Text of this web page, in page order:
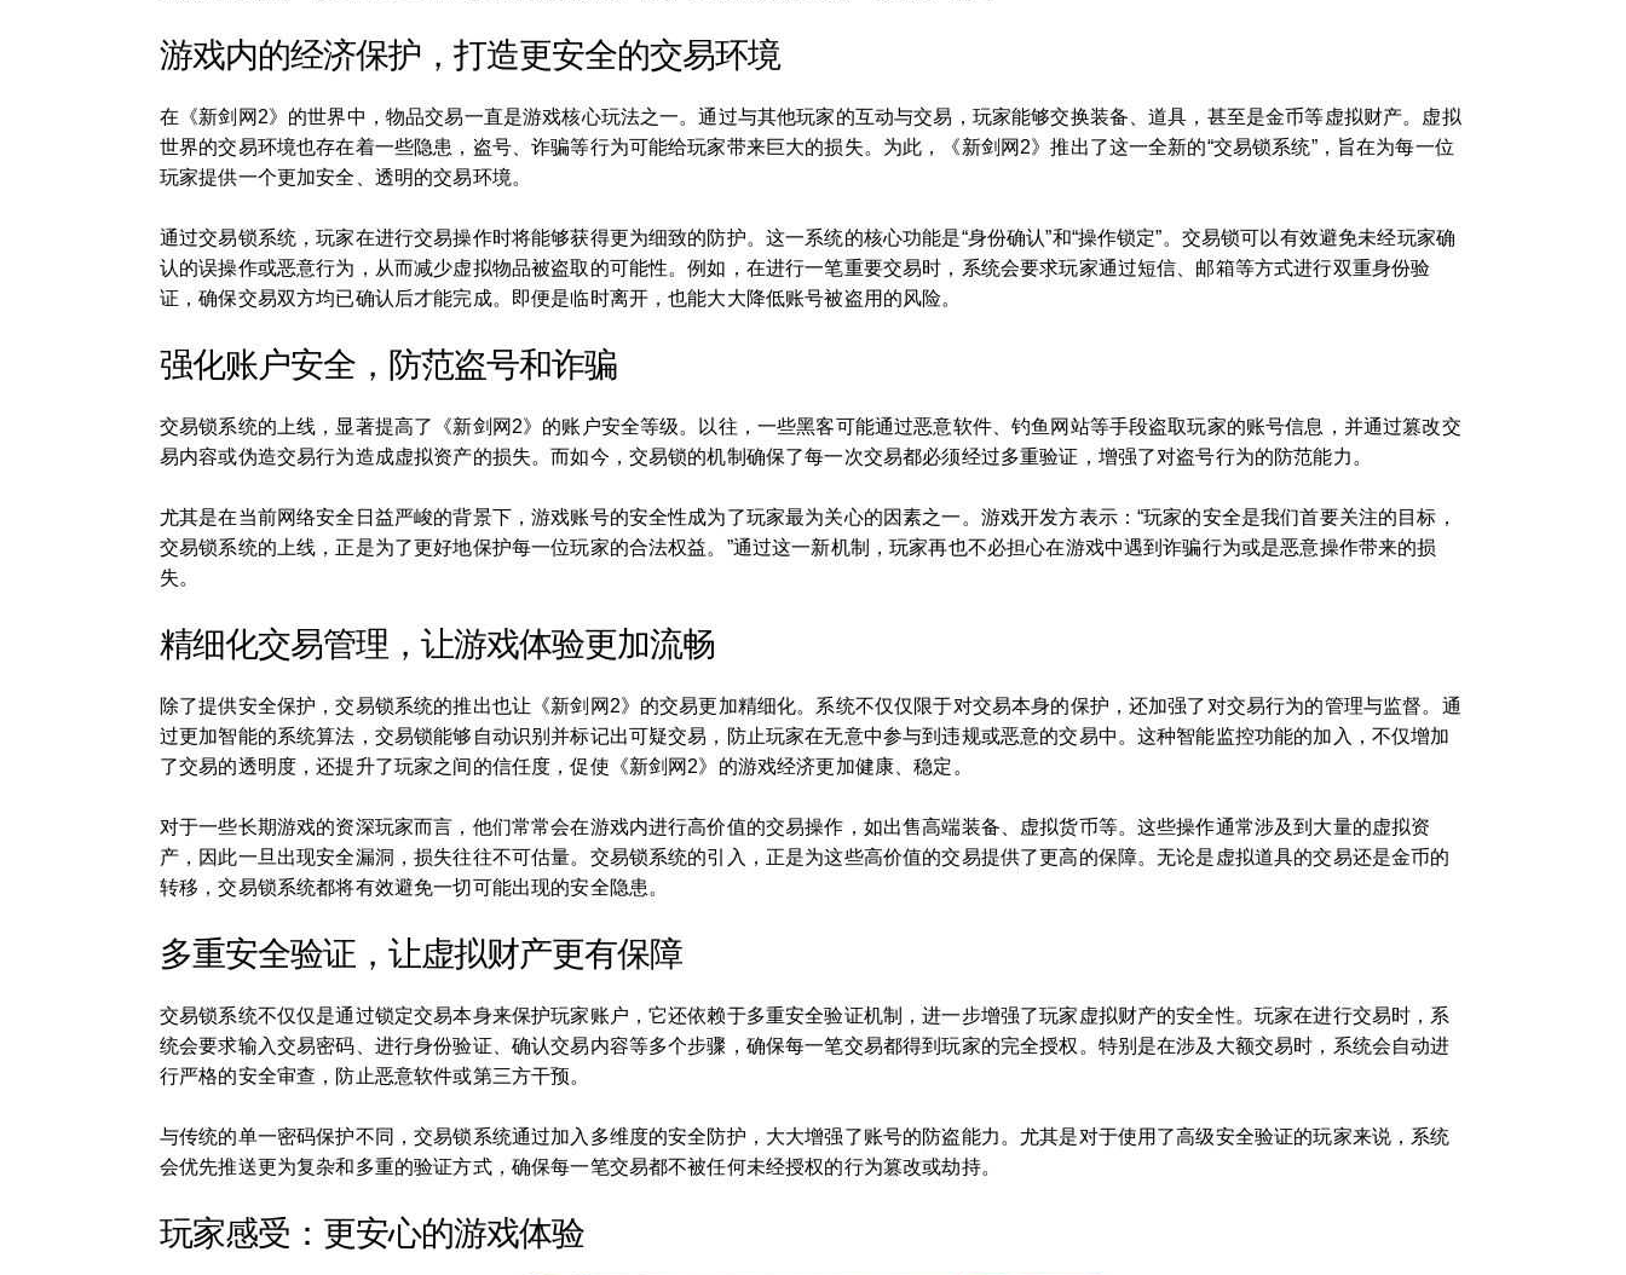
游戏内的经济保护，打造更安全的交易环境
在《新剑网2》的世界中，物品交易一直是游戏核心玩法之一。通过与其他玩家的互动与交易，玩家能够交换装备、道具，甚至是金币等虚拟财产。虚拟
世界的交易环境也存在着一些隐患，盗号、诈骗等行为可能给玩家带来巨大的损失。为此，《新剑网2》推出了这一全新的“交易锁系统”，旨在为每一位
玩家提供一个更加安全、透明的交易环境。
通过交易锁系统，玩家在进行交易操作时将能够获得更为细致的防护。这一系统的核心功能是“身份确认”和“操作锁定”。交易锁可以有效避免未经玩家确
认的误操作或恶意行为，从而减少虚拟物品被盗取的可能性。例如，在进行一笔重要交易时，系统会要求玩家通过短信、邮箱等方式进行双重身份验
证，确保交易双方均已确认后才能完成。即便是临时离开，也能大大降低账号被盗用的风险。
强化账户安全，防范盗号和诈骗
交易锁系统的上线，显著提高了《新剑网2》的账户安全等级。以往，一些黑客可能通过恶意软件、钓鱼网站等手段盗取玩家的账号信息，并通过篡改交
易内容或伪造交易行为造成虚拟资产的损失。而如今，交易锁的机制确保了每一次交易都必须经过多重验证，增强了对盗号行为的防范能力。
尤其是在当前网络安全日益严峻的背景下，游戏账号的安全性成为了玩家最为关心的因素之一。游戏开发方表示：“玩家的安全是我们首要关注的目标，
交易锁系统的上线，正是为了更好地保护每一位玩家的合法权益。”通过这一新机制，玩家再也不必担心在游戏中遇到诈骗行为或是恶意操作带来的损
失。
精细化交易管理，让游戏体验更加流畅
除了提供安全保护，交易锁系统的推出也让《新剑网2》的交易更加精细化。系统不仅仅限于对交易本身的保护，还加强了对交易行为的管理与监督。通
过更加智能的系统算法，交易锁能够自动识别并标记出可疑交易，防止玩家在无意中参与到违规或恶意的交易中。这种智能监控功能的加入，不仅增加
了交易的透明度，还提升了玩家之间的信任度，促使《新剑网2》的游戏经济更加健康、稳定。
对于一些长期游戏的资深玩家而言，他们常常会在游戏内进行高价值的交易操作，如出售高端装备、虚拟货币等。这些操作通常涉及到大量的虚拟资
产，因此一旦出现安全漏洞，损失往往不可估量。交易锁系统的引入，正是为这些高价值的交易提供了更高的保障。无论是虚拟道具的交易还是金币的
转移，交易锁系统都将有效避免一切可能出现的安全隐患。
多重安全验证，让虚拟财产更有保障
交易锁系统不仅仅是通过锁定交易本身来保护玩家账户，它还依赖于多重安全验证机制，进一步增强了玩家虚拟财产的安全性。玩家在进行交易时，系
统会要求输入交易密码、进行身份验证、确认交易内容等多个步骤，确保每一笔交易都得到玩家的完全授权。特别是在涉及大额交易时，系统会自动进
行严格的安全审查，防止恶意软件或第三方干预。
与传统的单一密码保护不同，交易锁系统通过加入多维度的安全防护，大大增强了账号的防盗能力。尤其是对于使用了高级安全验证的玩家来说，系统
会优先推送更为复杂和多重的验证方式，确保每一笔交易都不被任何未经授权的行为篡改或劫持。
玩家感受：更安心的游戏体验